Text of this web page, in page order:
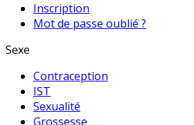
Inscription
Mot de passe oublié ?
Sexe
Contraception
IST
Sexualité
Grossesse